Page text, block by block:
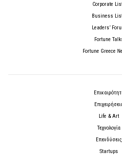
Corporate
Business
Leaders’
Fortune
Fortune Greece
Life & Art
Τεχνολογία
Επενδύσεις
Startups